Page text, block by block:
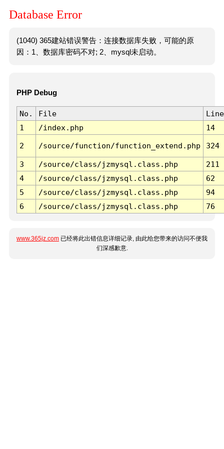
Database Error
(1040) 365建站错误警告：连接数据库失败，可能的原
因：1、数据库密码不对; 2、mysql未启动。
PHP Debug
No. File
Line
1
/index.php 14
2 /source/function/function_extend.php 324
3 /source/class/jzmysql.class.php
211
4
/source/class/jzmysql.class.php
62
5
/source/class/jzmysql.class.php
94
6
/source/class/jzmysql.class.php 76
www.365jz.com 已经将此出错信息详细记录, 由此给您带来的访问不便我
们深感歉意.